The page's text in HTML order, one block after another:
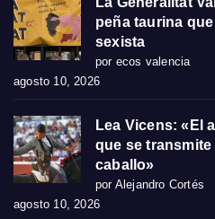
peña taurina
sexista
por ecos valencia
agosto 10, 2026
Lea Vicens: «El
que se transmite
caballo»
por Alejandro Cortés
agosto 10, 2026